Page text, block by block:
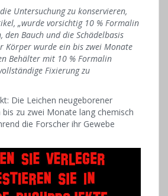
Untersuchung zu konservieren,
„wurde vorsichtig 10 % Formalin
Bauch und die Schädelbasis
wurde ein bis zwei Monate
Behälter mit 10 % Formalin
Fixierung zu
Die Leichen neugeborener
zu zwei Monate lang chemisch
die Forscher ihr Gewebe